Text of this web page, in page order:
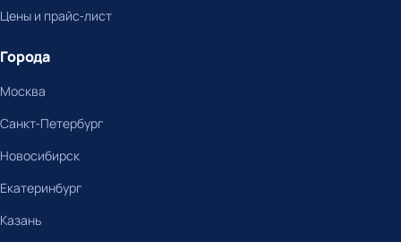
Цены и прайс-лист
Города
Москва
Санкт-Петербург
Новосибирск
Екатеринбург
Казань